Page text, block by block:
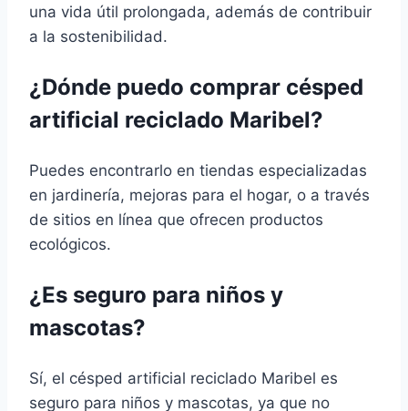
una vida útil prolongada, además de contribuir
a la sostenibilidad.
¿Dónde puedo comprar césped
artificial reciclado Maribel?
Puedes encontrarlo en tiendas especializadas
en jardinería, mejoras para el hogar, o a través
de sitios en línea que ofrecen productos
ecológicos.
¿Es seguro para niños y
mascotas?
Sí, el césped artificial reciclado Maribel es
seguro para niños y mascotas, ya que no